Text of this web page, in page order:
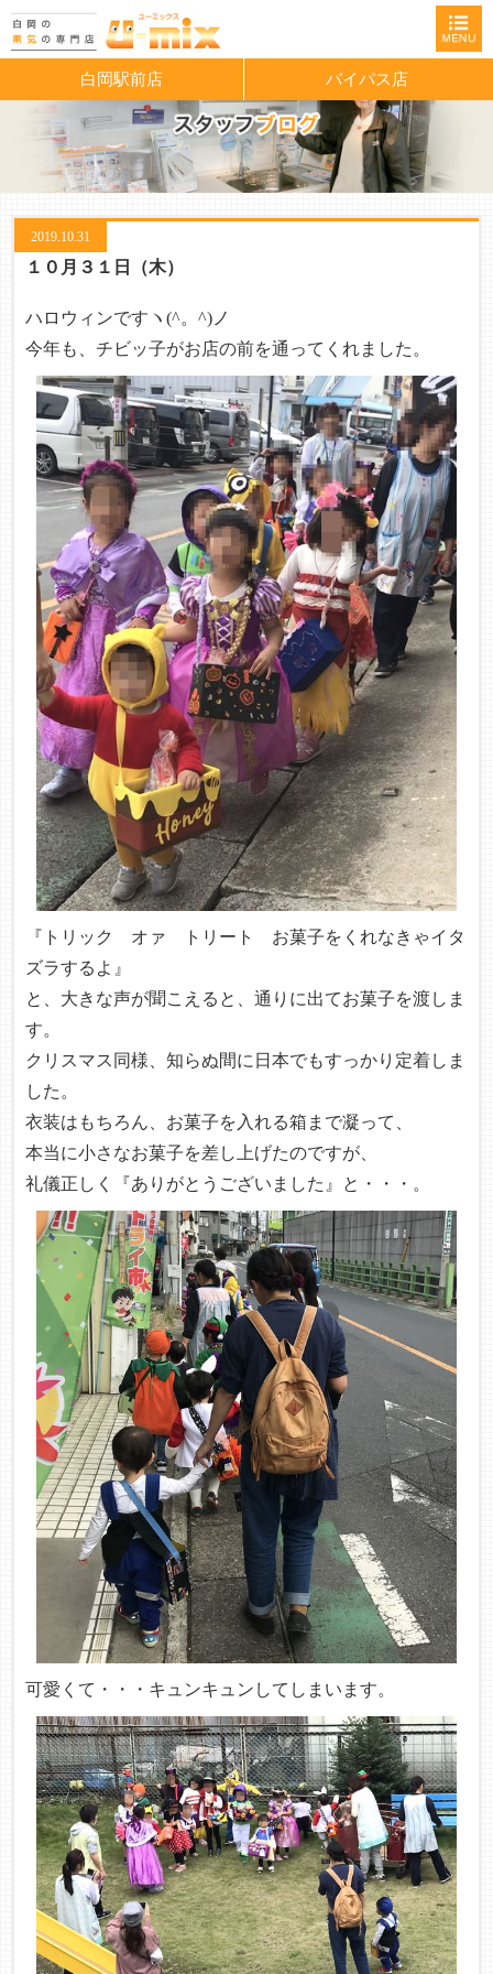
白岡駅前店 バイパス店
2019.10.31
１０月３１日（木）
ハロウィンですヽ(^。^)ノ
今年も、チビッ子がお店の前を通ってくれました。
『トリック オァ トリート お菓子をくれなきゃイタ
ズラするよ』
と、大きな声が聞こえると、通りに出てお菓子を渡しま
す。
クリスマス同様、知らぬ間に日本でもすっかり定着しま
した。
衣装はもちろん、お菓子を入れる箱まで凝って、
本当に小さなお菓子を差し上げたのですが、
礼儀正しく『ありがとうございました』と・・・。
可愛くて・・・キュンキュンしてしまいます。